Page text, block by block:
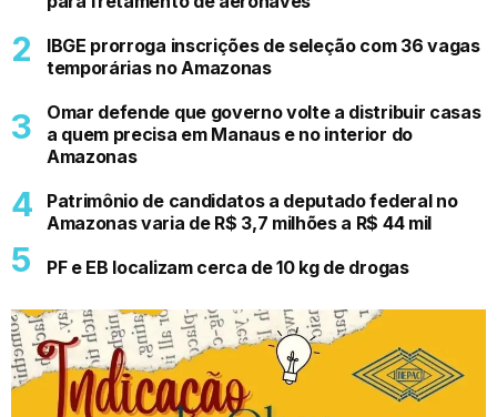
IBGE prorroga inscrições de seleção com 36 vagas
temporárias no Amazonas
Omar defende que governo volte a distribuir casas
a quem precisa em Manaus e no interior do
Amazonas
Patrimônio de candidatos a deputado federal no
Amazonas varia de R$ 3,7 milhões a R$ 44 mil
PF e EB localizam cerca de 10 kg de drogas